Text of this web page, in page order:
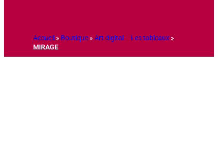
Accueil » Boutique » Art digital – Les tableaux »
MIRAGE